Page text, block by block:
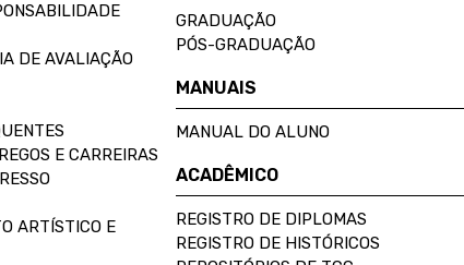
DE AVALIAÇÃO
E CARREIRAS
ARTÍSTICO E
GRADUAÇÃO
PÓS-GRADUAÇÃO
MANUAIS
MANUAL DO ALUNO
ACADÊMICO
REGISTRO DE DIPLOMAS
REGISTRO DE HISTÓRICOS